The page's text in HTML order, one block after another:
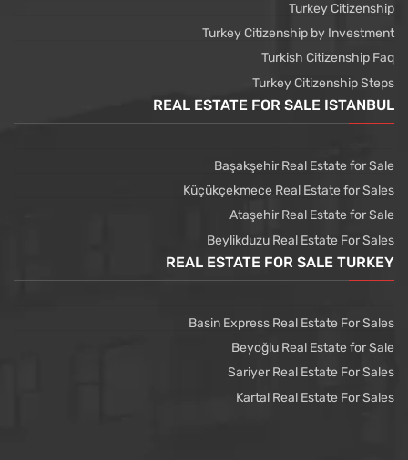
Turkey Citizenship
Turkey Citizenship by Investment
Turkish Citizenship Faq
Turkey Citizenship Steps
REAL ESTATE FOR SALE ISTANBUL
Başakşehir Real Estate for Sale
Küçükçekmece Real Estate for Sales
Ataşehir Real Estate for Sale
Beylikduzu Real Estate For Sales
REAL ESTATE FOR SALE TURKEY
Basin Express Real Estate For Sales
Beyoğlu Real Estate for Sale
Sariyer Real Estate For Sales
Kartal Real Estate For Sales